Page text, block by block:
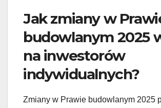
Jak zmiany w
budowlanym 2025
na inwestorów
indywidualnych?
Zmiany w Prawie budowlanym 2025